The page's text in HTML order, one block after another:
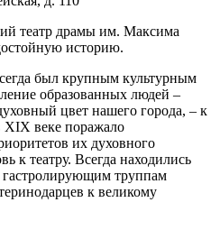
театр драмы им. Максима
историю.
был крупным культурным
образованных людей –
цвет нашего города, – к
XIX веке поражало
их духовного
к театру. Всегда находились
гастролирующим труппам
к великому